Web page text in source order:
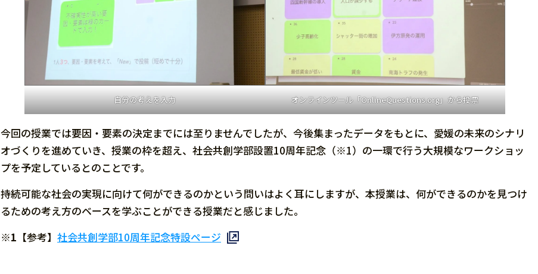
自分の考えを入力 オンラインツール「OnlineQuestions.org」から投票
今回の授業では要因・要素の決定までには至りませんでしたが、今後集まったデータをもとに、愛媛の未来のシナリ
オづくりを進めていき、授業の枠を超え、社会共創学部設置10周年記念（※1）の一環で行う大規模なワークショッ
プを予定しているとのことです。
持続可能な社会の実現に向けて何ができるのかという問いはよく耳にしますが、本授業は、何ができるのかを見つけ
るための考え方のベースを学ぶことができる授業だと感じました。
※1 【参考】 社会共創学部10周年記念特設ページ